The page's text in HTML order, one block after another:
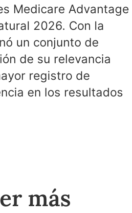
Medicare Advantage
2026. Con la
un conjunto de
de su relevancia
registro de
en los resultados
más